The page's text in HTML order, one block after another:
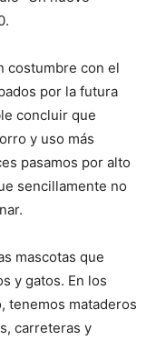
costumbre con el
por la futura
concluir que
y uso más
pasamos por alto
sencillamente no
mascotas que
y gatos. En los
tenemos mataderos
carreteras y